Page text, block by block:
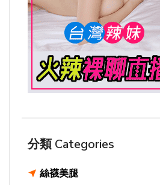
分類 Categories
絲襪美腿